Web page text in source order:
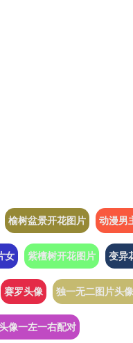
榆树盆景开花图片 动漫男
女 紫檀树开花图片 变异
赛罗头像 独一无二图片头
像一左一右配对